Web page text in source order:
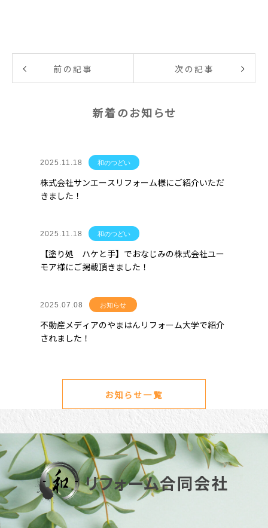
前の記事 次の記事
新着のお知らせ
2025.11.18 和のつどい
株式会社サンエースリフォーム様にご紹介いただ
きました！
2025.11.18 和のつどい
【塗り処 ハケと手】でおなじみの株式会社ユー
モア様にご掲載頂きました！
2025.07.08 お知らせ
不動産メディアのやまはんリフォーム大学で紹介
されました！
お知らせ一覧